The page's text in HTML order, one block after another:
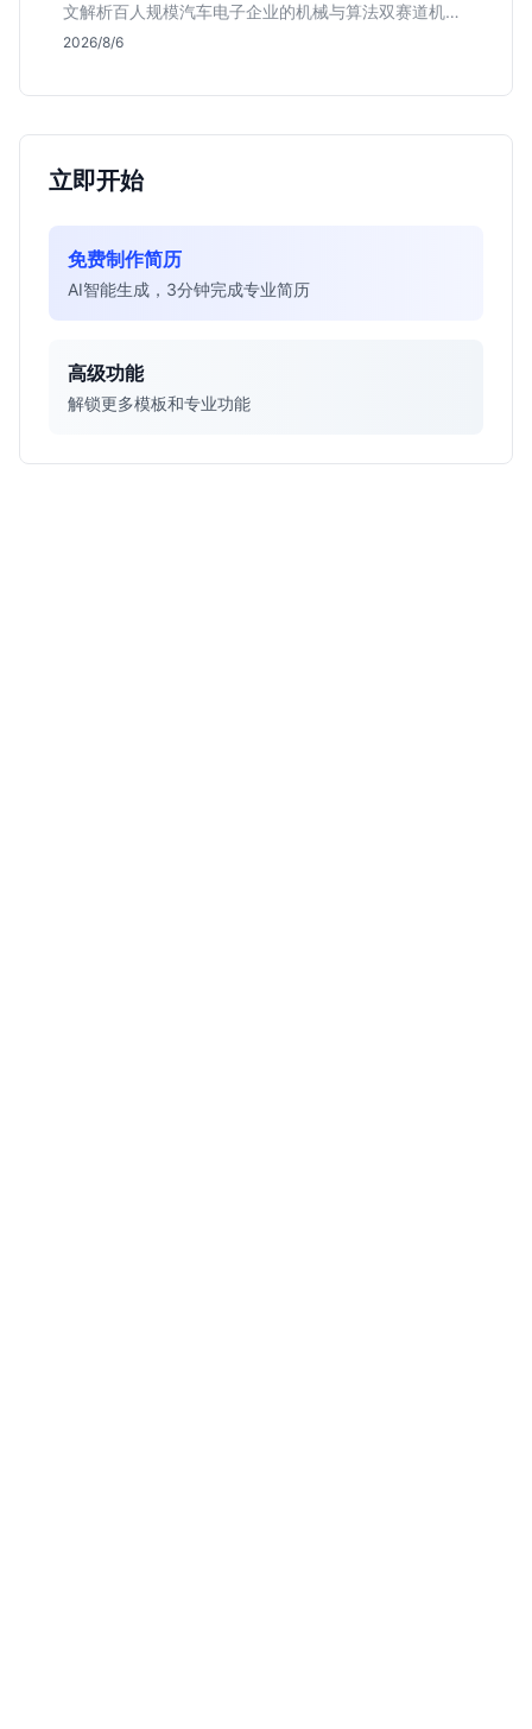
文解析百人规模汽车电子企业的机械与算法双赛道机
会，分析薪资面议背后的含金量及应届生成长路径，助
2026/8/6
立即开始
免费制作简历
AI智能生成，3分钟完成专业简历
高级功能
解锁更多模板和专业功能